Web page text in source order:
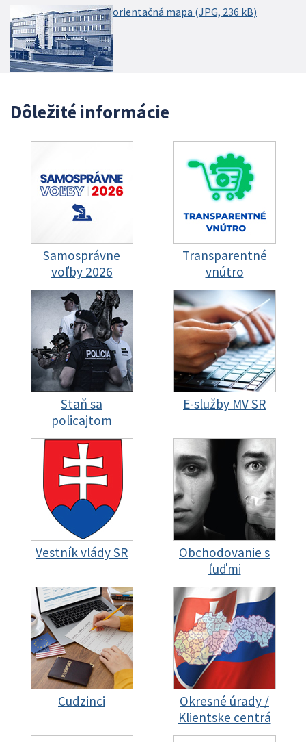
orientačná mapa (JPG, 236 kB)
Dôležité informácie
Samosprávne
voľby 2026
Transparentné
vnútro
Staň sa
policajtom
E-služby MV SR
Vestník vlády SR
Obchodovanie s
ľuďmi
Cudzinci
Okresné úrady /
Klientske centrá